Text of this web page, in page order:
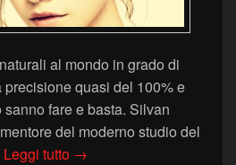
al mondo in grado di
quasi del 100% e
fare e basta. Silvan
del moderno studio del
Leggi tutto Leggere il volto: cosa
→